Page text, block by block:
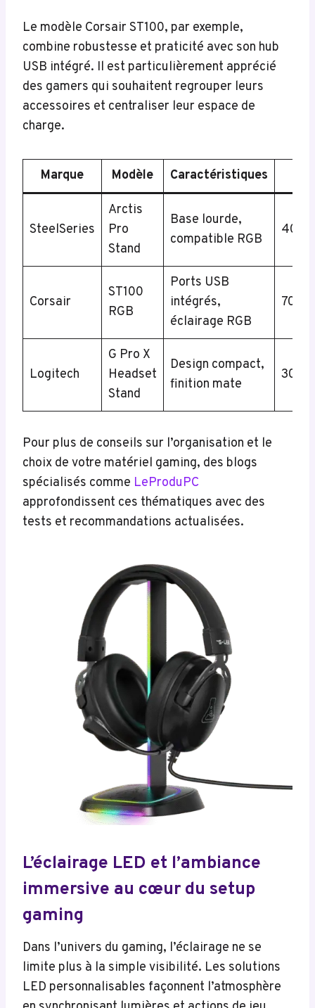
Le modèle Corsair ST100, par exemple,
combine robustesse et praticité avec son hub
USB intégré. Il est particulièrement apprécié
des gamers qui souhaitent regrouper leurs
accessoires et centraliser leur espace de
charge.
Marque Modèle Caractéristiques
SteelSeries
Arctis
Pro
Stand
Base lourde,
compatible RGB
40€-
Corsair
ST100
RGB
Ports USB
intégrés,
éclairage RGB
70€-
Logitech
G Pro X
Headset
Stand
Design compact,
finition mate
30€-
Pour plus de conseils sur l’organisation et le
choix de votre matériel gaming, des blogs
spécialisés comme LeProduPC
approfondissent ces thématiques avec des
tests et recommandations actualisées.
L’éclairage LED et l’ambiance
immersive au cœur du setup
gaming
Dans l’univers du gaming, l’éclairage ne se
limite plus à la simple visibilité. Les solutions
LED personnalisables façonnent l’atmosphère